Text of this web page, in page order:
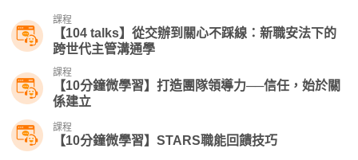
課程
【104 talks】從交辦到關心不踩線：新職安法下的
跨世代主管溝通學
課程
【10分鐘微學習】打造團隊領導力──信任，始於關
係建立
課程
【10分鐘微學習】STARS職能回饋技巧